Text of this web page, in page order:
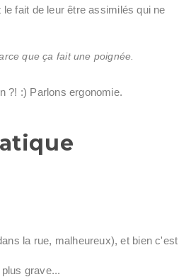
fait de leur être assimilés qui ne
que ça fait une poignée.
?! :) Parlons ergonomie.
la rue, malheureux), et bien c'est
grave...